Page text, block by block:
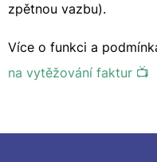
zpětnou vazbu).
Více o funkci a
na vytěžování faktur 📺